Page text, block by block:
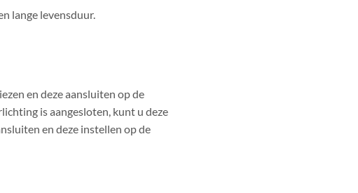
lange levensduur.
en deze aansluiten op de
is aangesloten, kunt u deze
en deze instellen op de